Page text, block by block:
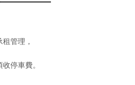
管理，
停車費。